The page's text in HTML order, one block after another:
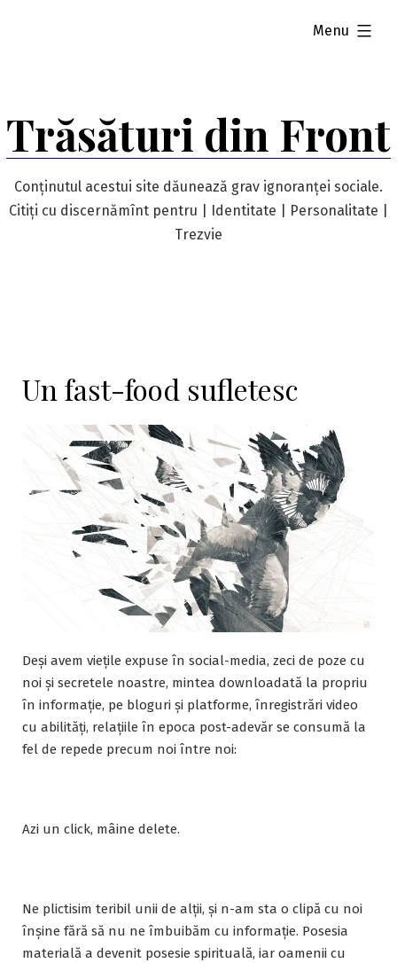
Trăsături din Front
Conținutul acestui site dăunează grav ignoranței sociale.
Citiți cu discernămînt pentru | Identitate | Personalitate |
Trezvie
Menu
expanded
Un fast-food sufletesc
Deși avem viețile expuse în social-media, zeci de poze cu
noi și secretele noastre, mintea downloadată la propriu
în informație, pe bloguri și platforme, înregistrări video
cu abilități, relațiile în epoca post-adevăr se consumă la
fel de repede precum noi între noi:
Azi un click, mâine delete.
Ne plictisim teribil unii de alții, și n-am sta o clipă cu noi
înșine fără să nu ne îmbuibăm cu informație. Posesia
materială a devenit posesie spirituală, iar oamenii cu